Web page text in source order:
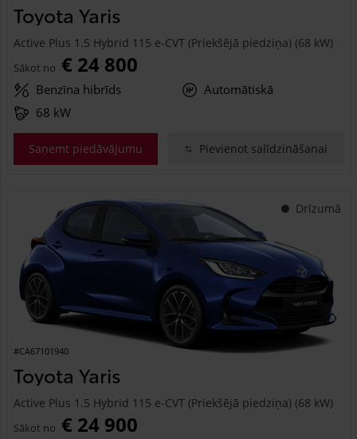
Toyota Yaris
Active Plus 1.5 Hybrid 115 e-CVT (Priekšējā piedziņa) (68 kW)
Sākot no € 24 800
Benzīna hibrīds
Automātiskā
68 kW
Saņemt piedāvājumu Pievienot salīdzināšanai
Drīzumā
#CA67101940
Toyota Yaris
Active Plus 1.5 Hybrid 115 e-CVT (Priekšējā piedziņa) (68 kW)
Sākot no € 24 900